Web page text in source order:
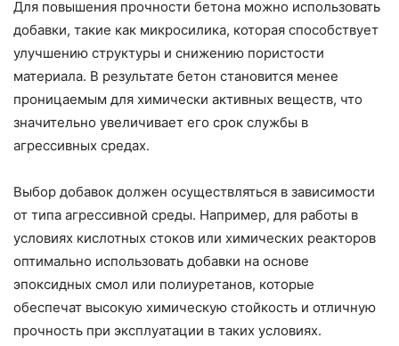
Для повышения прочности бетона можно использовать
добавки, такие как микросилика, которая способствует
улучшению структуры и снижению пористости
материала. В результате бетон становится менее
проницаемым для химически активных веществ, что
значительно увеличивает его срок службы в
агрессивных средах.
Выбор добавок должен осуществляться в зависимости
от типа агрессивной среды. Например, для работы в
условиях кислотных стоков или химических реакторов
оптимально использовать добавки на основе
эпоксидных смол или полиуретанов, которые
обеспечат высокую химическую стойкость и отличную
прочность при эксплуатации в таких условиях.